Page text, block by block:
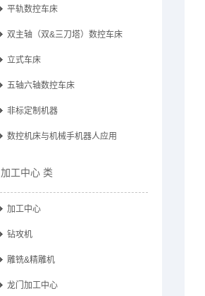
平轨数控车床
双主轴（双&三刀塔）数控车床
立式车床
五轴六轴数控车床
非标定制机器
数控机床与机械手机器人应用
加工中心 类
加工中心
钻攻机
雕铣&精雕机
龙门加工中心